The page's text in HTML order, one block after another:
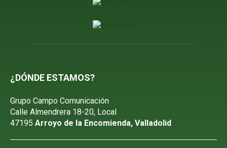
¿DÓNDE ESTAMOS?
Grupo Campo Comunicación
Calle Almendrera 18-20, Local
47195 Arroyo de la Encomienda, Valladolid